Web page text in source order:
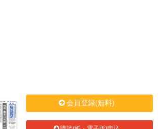
会員登録(無料)